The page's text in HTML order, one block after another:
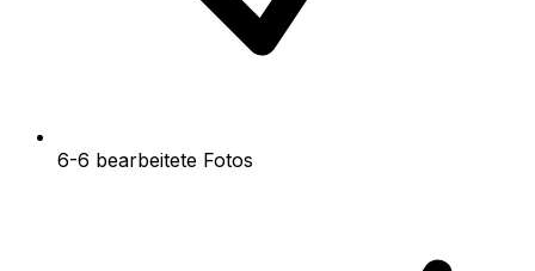
6-6 bearbeitete Fotos